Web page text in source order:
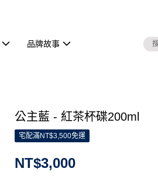
品牌故事
公主藍 - 紅茶杯碟200ml
宅配滿NT$3,500免運
NT$3,000